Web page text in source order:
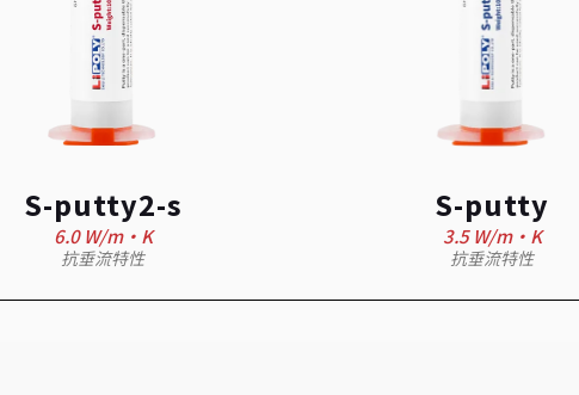
S-putty2-s
6.0 W/m·K
抗垂流特性
S-putty
3.5 W/m·K
抗垂流特性